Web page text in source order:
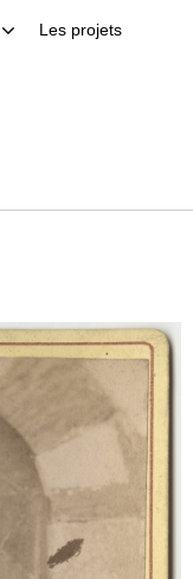
Les projets